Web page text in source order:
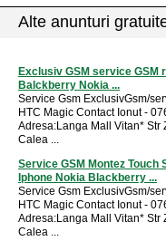
Alte anunturi
Exclusiv GSM service GSM
Balckberry Nokia ...
Service Gsm ExclusivGsm/
HTC Magic Contact Ionut -
Adresa:Langa Mall Vitan* Str
Calea ...
Service GSM Montez Touch
Iphone Nokia Blackberry ...
Service Gsm ExclusivGsm/
HTC Magic Contact Ionut -
Adresa:Langa Mall Vitan* Str
Calea ...